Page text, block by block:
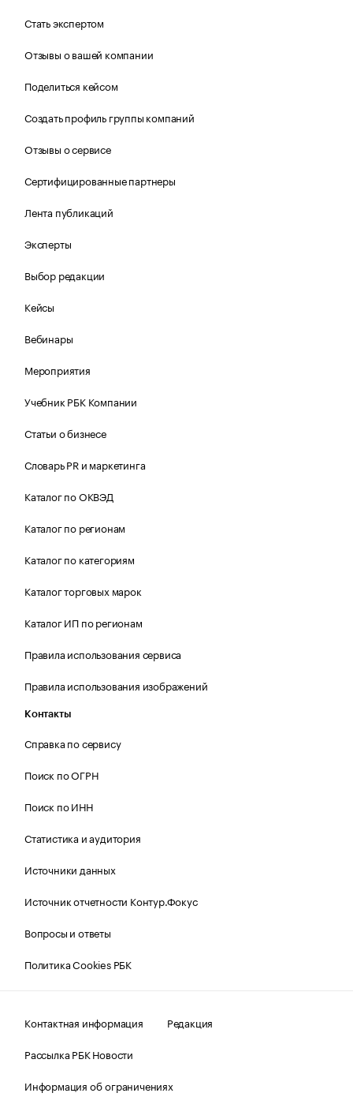
Стать экспертом
Отзывы о вашей компании
Поделиться кейсом
Создать профиль группы компаний
Отзывы о сервисе
Сертифицированные партнеры
Лента публикаций
Эксперты
Выбор редакции
Кейсы
Вебинары
Мероприятия
Учебник РБК Компании
Статьи о бизнесе
Словарь PR и маркетинга
Каталог по ОКВЭД
Каталог по регионам
Каталог по категориям
Каталог торговых марок
Каталог ИП по регионам
Правила использования сервиса
Правила использования изображений
Контакты
Справка по сервису
Поиск по ОГРН
Поиск по ИНН
Статистика и аудитория
Источники данных
Источник отчетности Контур.Фокус
Вопросы и ответы
Политика Cookies РБК
Контактная информация
Редакция
Рассылка РБК Новости
Информация об ограничениях